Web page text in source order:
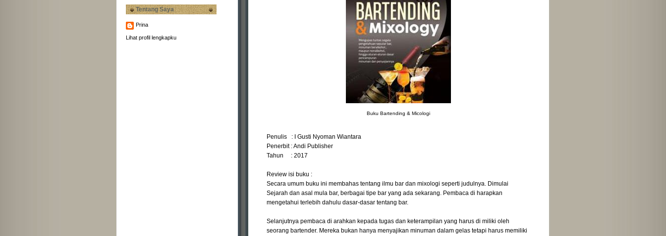
Tentang Saya
Prina
Lihat profil lengkapku
Buku Bartending & Micologi
Penulis : I Gusti Nyoman Wiantara
Penerbit : Andi Publisher
Tahun : 2017
Review isi buku :
Secara umum buku ini membahas tentang ilmu bar dan mixologi seperti judulnya. Dimulai
Sejarah dan asal mula bar, berbagai tipe bar yang ada sekarang. Pembaca di harapkan
mengetahui terlebih dahulu dasar-dasar tentang bar.
Selanjutnya pembaca di arahkan kepada tugas dan keterampilan yang harus di miliki oleh
seorang bartender. Mereka bukan hanya menyajikan minuman dalam gelas tetapi harus memiliki